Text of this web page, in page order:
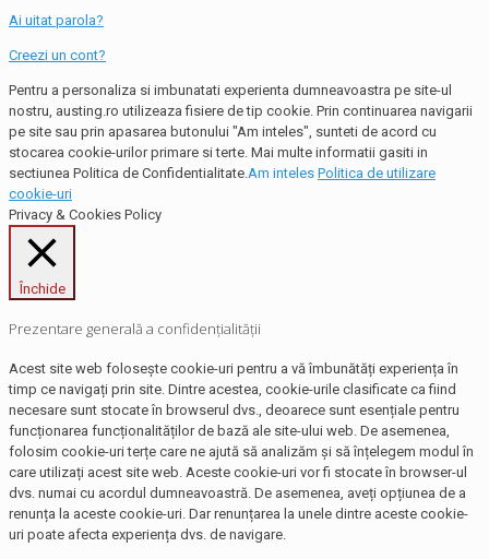
Ai uitat parola?
Creezi un cont?
Pentru a personaliza si imbunatati experienta dumneavoastra pe site-ul
nostru, austing.ro utilizeaza fisiere de tip cookie. Prin continuarea navigarii
pe site sau prin apasarea butonului "Am inteles", sunteti de acord cu
stocarea cookie-urilor primare si terte. Mai multe informatii gasiti in
sectiunea Politica de Confidentialitate. Am inteles Politica de utilizare
cookie-uri
Privacy & Cookies Policy
Închide
Prezentare generală a confidențialității
Acest site web folosește cookie-uri pentru a vă îmbunătăți experiența în
timp ce navigați prin site. Dintre acestea, cookie-urile clasificate ca fiind
necesare sunt stocate în browserul dvs., deoarece sunt esențiale pentru
funcționarea funcționalităților de bază ale site-ului web. De asemenea,
folosim cookie-uri terțe care ne ajută să analizăm și să înțelegem modul în
care utilizați acest site web. Aceste cookie-uri vor fi stocate în browser-ul
dvs. numai cu acordul dumneavoastră. De asemenea, aveți opțiunea de a
renunța la aceste cookie-uri. Dar renunțarea la unele dintre aceste cookie-
uri poate afecta experiența dvs. de navigare.